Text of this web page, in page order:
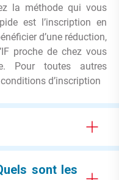
la méthode qui vous
est l’inscription en
d’une réduction,
proche de chez vous
Pour toutes autres
d’inscription
sont les